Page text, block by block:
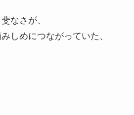
なさが、
しめにつながっていた、